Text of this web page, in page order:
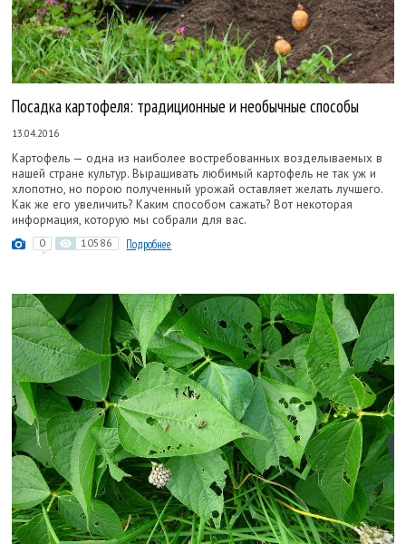
Посадка картофеля: традиционные и необычные способы
13.04.2016
Картофель — одна из наиболее востребованных возделываемых в
нашей стране культур. Выращивать любимый картофель не так уж и
хлопотно, но порою полученный урожай оставляет желать лучшего.
Как же его увеличить? Каким способом сажать? Вот некоторая
информация, которую мы собрали для вас.
0 10586 Подробнее